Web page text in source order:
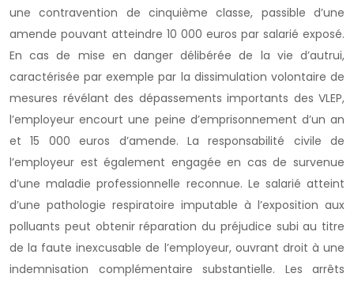
une contravention de cinquième classe, passible d’une
amende pouvant atteindre 10 000 euros par salarié exposé.
En cas de mise en danger délibérée de la vie d’autrui,
caractérisée par exemple par la dissimulation volontaire de
mesures révélant des dépassements importants des VLEP,
l’employeur encourt une peine d’emprisonnement d’un an
et 15 000 euros d’amende. La responsabilité civile de
l’employeur est également engagée en cas de survenue
d’une maladie professionnelle reconnue. Le salarié atteint
d’une pathologie respiratoire imputable à l’exposition aux
polluants peut obtenir réparation du préjudice subi au titre
de la faute inexcusable de l’employeur, ouvrant droit à une
indemnisation complémentaire substantielle. Les arrêts